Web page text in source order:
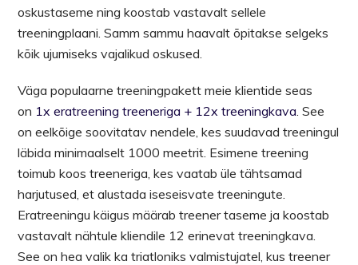
oskustaseme ning koostab vastavalt sellele
treeningplaani. Samm sammu haavalt õpitakse selgeks
kõik ujumiseks vajalikud oskused.
Väga populaarne treeningpakett meie klientide seas
on 1x eratreening treeneriga + 12x treeningkava . See
on eelkõige soovitatav nendele, kes suudavad treeningul
läbida minimaalselt 1000 meetrit. Esimene treening
toimub koos treeneriga, kes vaatab üle tähtsamad
harjutused, et alustada iseseisvate treeningute.
Eratreeningu käigus määrab treener taseme ja koostab
vastavalt nähtule kliendile 12 erinevat treeningkava.
See on hea valik ka triatloniks valmistujatel, kus treener